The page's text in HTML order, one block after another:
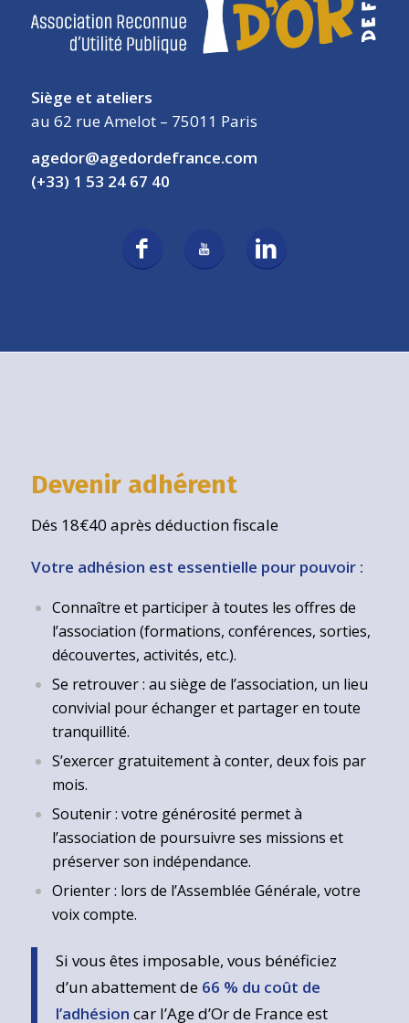
Siège et ateliers
au 62 rue Amelot – 75011 Paris
agedor@agedordefrance.com
(+33) 1 53 24 67 40
Devenir adhérent
Dés 18€40 après déduction fiscale
Votre adhésion est essentielle pour pouvoir :
Connaître et participer à toutes les offres de
l’association (formations, conférences, sorties,
découvertes, activités, etc.).
Se retrouver : au siège de l’association, un lieu
convivial pour échanger et partager en toute
tranquillité.
S’exercer gratuitement à conter, deux fois par
mois.
Soutenir : votre générosité permet à
l’association de poursuivre ses missions et
préserver son indépendance.
Orienter : lors de l’Assemblée Générale, votre
voix compte.
Si vous êtes imposable, vous bénéficiez
d’un abattement de 66 % du coût de
l’adhésion car l’Age d’Or de France est